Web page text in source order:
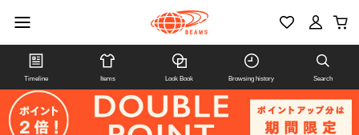
Timeline Items Look Book Browsing history Search